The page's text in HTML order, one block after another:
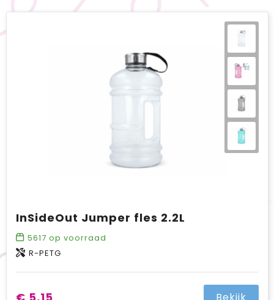
InSideOut Jumper fles 2.2L
5617 op voorraad
R-PETG